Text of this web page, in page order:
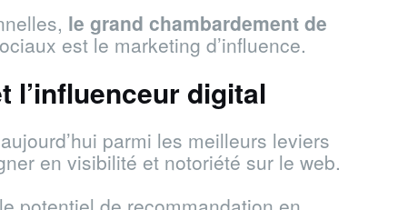
le grand chambardement de
est le marketing d’influence.
l’influenceur digital
parmi les meilleurs leviers
en visibilité et notoriété sur le web.